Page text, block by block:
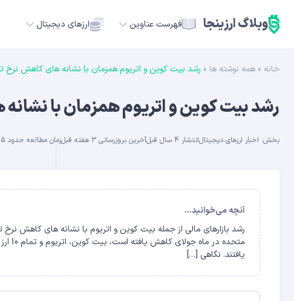
وبلاگ ارزینجا فهرست عناوین ارزهای دیجیتال
BTC
ADA
خانه » همه نوشته ها » رشد بیت کوین و اتریوم همزمان با نشانه های کاهش نرخ
رشد بیت کوین و اتریوم همزمان با
بخش: اخبار ارزهای دیجیتالانتشار 4 سال قبل آخرین بروزرسانی 3 هفته قبل زمان مطالعه حدود 5 دقیقه
آنچه می‌خوانید...
رشد بازارهای مالی از جمله بیت کوین و اتریوم با نشانه های کاهش
یافتند. نگاهی […]